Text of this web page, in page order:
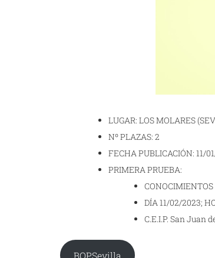
LUGAR: LOS MOLARES
Nº PLAZAS: 2
FECHA PUBLICACIÓN: 11/
PRIMERA PRUEBA:
CONOCIMIENTOS
DÍA 11/02/2023;
C.E.I.P. San Juan
BOPSevilla